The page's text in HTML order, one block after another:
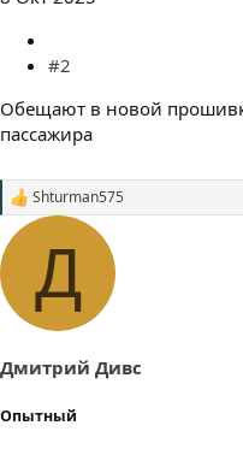
#2
Обещают в новой
пассажира
С
м
т
и
:
Shturman575
Д
Дмитрий Дивс
Опытный